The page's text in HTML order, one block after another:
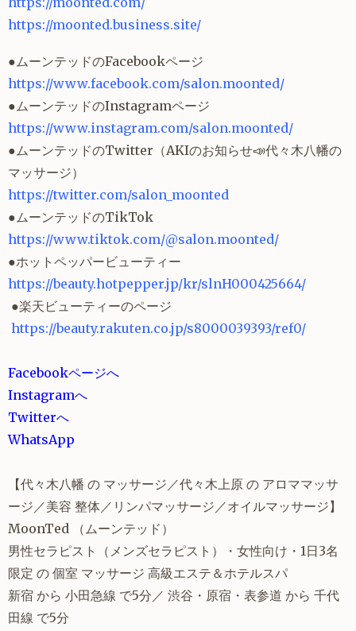
https://moonted.business.site/
●ムーンテッドのFacebookページ
https://www.facebook.com/salon.moonted/
●ムーンテッドのInstagramページ
https://www.instagram.com/salon.moonted/
●ムーンテッドのTwitter（AKIのお知らせ📣代々木八幡の
マッサージ）
https://twitter.com/salon_moonted
●ムーンテッドのTikTok
https://www.tiktok.com/@salon.moonted/
●ホットペッパービューティー
https://beauty.hotpepper.jp/kr/slnH000425664/
●楽天ビューティーのページ
https://beauty.rakuten.co.jp/s8000039393/ref0/
Facebookページへ
Instagramへ
Twitterへ
WhatsApp
【代々木八幡 の マッサージ／代々木上原 の アロママッサ
ージ／美容 整体／リンパマッサージ／オイルマッサージ】
MoonTed （ムーンテッド）
男性セラピスト（メンズセラピスト）・ 女性向け・1日3名
限定 の 個室 マッサージ 高級エステ＆ホテルスパ
新宿 から 小田急線 で5分／ 渋谷・原宿・表参道 から 千代
田線 で5分